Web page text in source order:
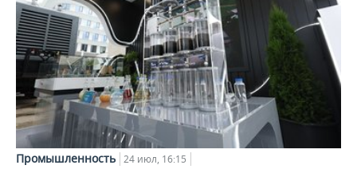
Промышленность 24 июл, 16:15